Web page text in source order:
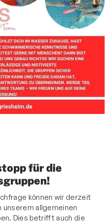
für die
können wir derzeit
unserem allgemeinen
Dies betrifft auch die